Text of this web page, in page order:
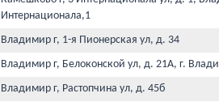
Интернационала,1
Владимир г, 1-я Пионерская ул, д. 34
Владимир г, Белоконской ул, д. 21А, г.
Владимир г, Растопчина ул, д. 45б